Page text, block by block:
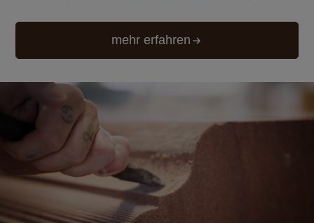
mehr erfahren